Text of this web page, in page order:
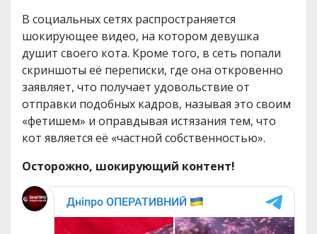
В социальных сетях распространяется
шокирующее видео, на котором девушка
душит своего кота. Кроме того, в сеть попали
скриншоты её переписки, где она откровенно
заявляет, что получает удовольствие от
отправки подобных кадров, называя это своим
«фетишем» и оправдывая истязания тем, что
кот является её «частной собственностью».
Осторожно, шокирующий контент!